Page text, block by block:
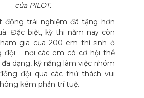
của PILOT.
động trải nghiệm đã tặng hơn
Đặc biệt, kỳ thi năm nay còn
gia của 200 em thí sinh ở
đội – nơi các em có cơ hội thể
dạng, kỹ năng làm việc nhóm
đội qua các thử thách vui
kém phần trí tuệ.